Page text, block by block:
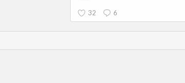
32 6